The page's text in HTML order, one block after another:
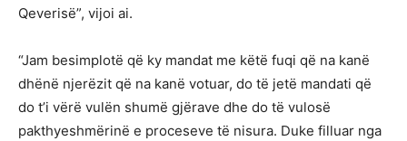
Qeverisë”, vijoi ai.
“Jam besimplotë që ky mandat me këtë fuqi që na kanë
dhënë njerëzit që na kanë votuar, do të jetë mandati që
do t’i vërë vulën shumë gjërave dhe do të vulosë
pakthyeshmërinë e proceseve të nisura. Duke filluar nga